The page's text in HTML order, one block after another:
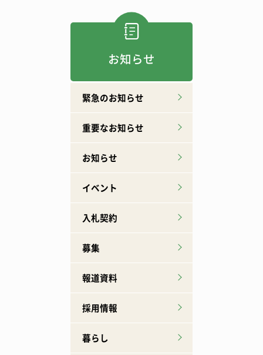
お知らせ
緊急のお知らせ
重要なお知らせ
お知らせ
イベント
入札契約
募集
報道資料
採用情報
暮らし